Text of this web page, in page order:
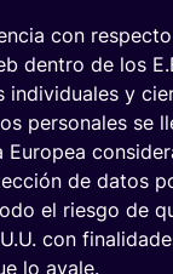
con
dentro de los
individuales y
personales se
Europea
de datos
el riesgo de
con
lo avale.